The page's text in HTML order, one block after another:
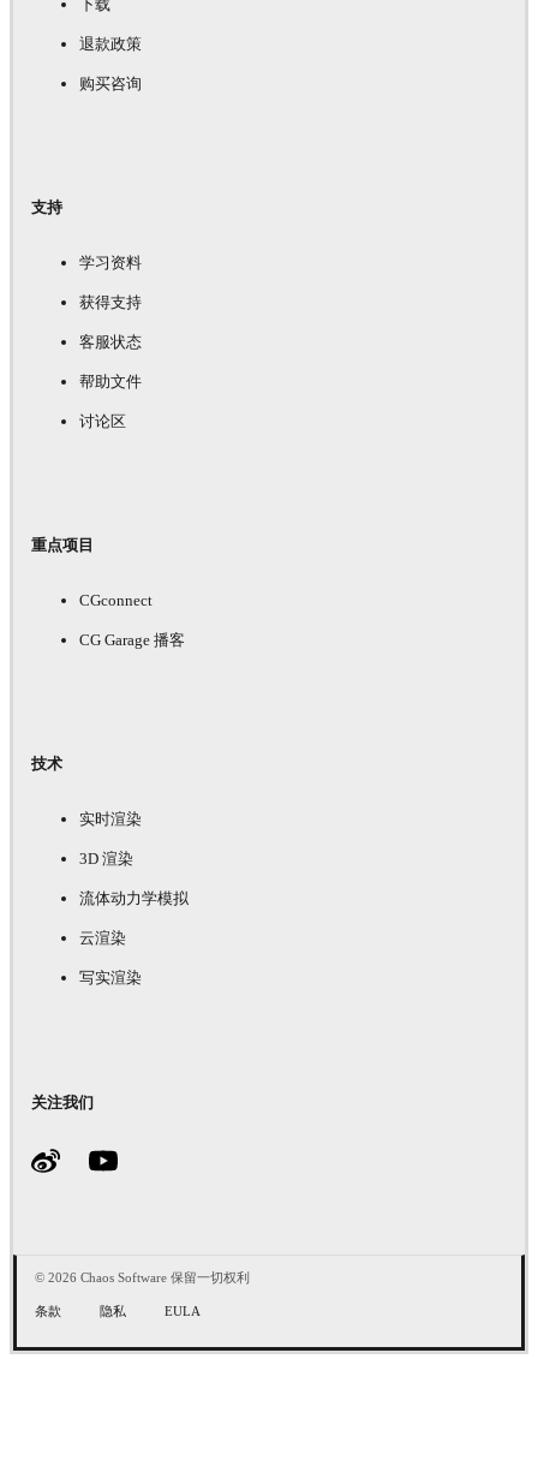
下载
退款政策
购买咨询
支持
学习资料
获得支持
客服状态
帮助文件
讨论区
重点项目
CGconnect
CG Garage 播客
技术
实时渲染
3D 渲染
流体动力学模拟
云渲染
写实渲染
关注我们
© 2026 Chaos Software 保留一切权利
条款 隐私 EULA